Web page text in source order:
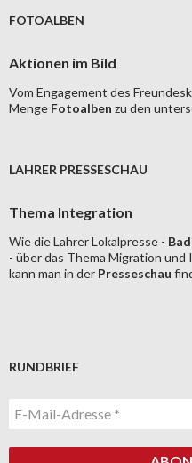
FOTOALBEN
Aktionen im Bild
Vom Engagement des
Menge Fotoalben zu den
LAHRER PRESSESCHAU
Thema Integration
Wie die Lahrer Lokalpresse -
- über das Thema Migration
kann man in der Presseschau
RUNDBRIEF